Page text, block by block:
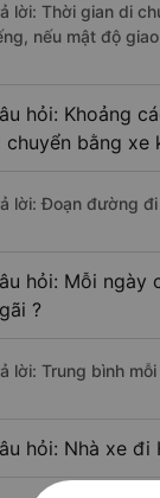
lời: Thời gian di
nếu mật độ
hỏi: Khoảng
chuyển bằng xe
lời: Đoạn đường
hỏi: Mỗi ngày
?
lời: Trung bình
hỏi: Nhà xe đi